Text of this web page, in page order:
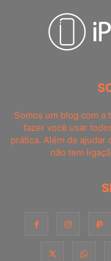
Somos um blog com a
fazer você usar
prática. Além de ajudar
não tem